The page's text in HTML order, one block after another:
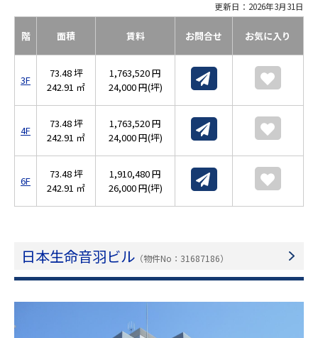
更新日：2026年3月31日
階 面積 賃料 お問合せ お気に入り
3F
73.48 坪
242.91 ㎡
1,763,520 円
24,000 円(坪)
4F
73.48 坪
242.91 ㎡
1,763,520 円
24,000 円(坪)
6F
73.48 坪
242.91 ㎡
1,910,480 円
26,000 円(坪)
日本生命音羽ビル （物件No：31687186）